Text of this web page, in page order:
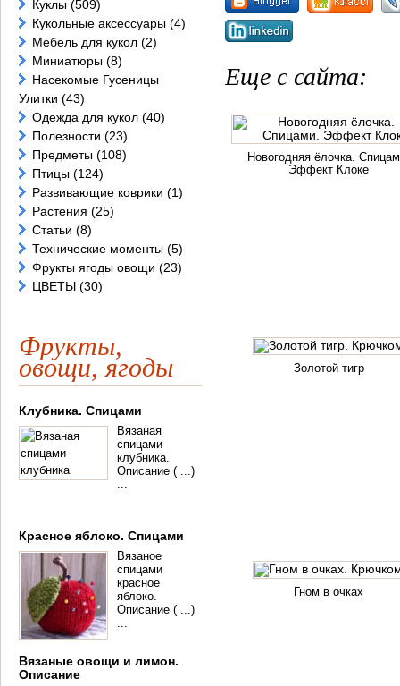
Еще с сайта:
Новогодняя ёлочка.
Эффект Клоке
Золотой тигр
Гном в очках
Куклы (509)
Кукольные аксессуары (4)
Мебель для кукол (2)
Миниатюры (8)
Насекомые Гусеницы
Улитки (43)
Одежда для кукол (40)
Полезности (23)
Предметы (108)
Птицы (124)
Развивающие коврики (1)
Растения (25)
Статьи (8)
Технические моменты (5)
Фрукты ягоды овощи (23)
ЦВЕТЫ (30)
Фрукты,
овощи, ягоды
Клубника. Спицами
Вязаная
спицами
клубника.
Описание ( ...)
Красное яблоко. Спицами
Вязаное
спицами
красное
яблоко.
Описание ( ...)
Вязаные овощи и лимон.
Описание